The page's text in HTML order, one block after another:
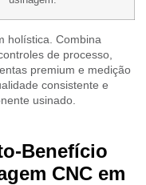
holística. Combina
de processo,
premium e medição
consistente e
usinado.
Benefício
CNC em